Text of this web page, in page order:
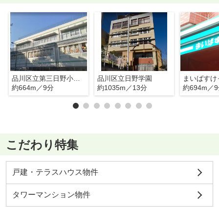
品川区立第三日野小学校
約664m／9分
品川区立日野学園
約1035m／13分
約694m／
こだわり特集
戸建・テラスハウス物件
タワーマンション物件